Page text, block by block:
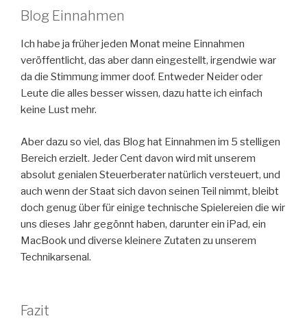
Blog Einnahmen
Ich habe ja früher jeden Monat meine Einnahmen
veröffentlicht, das aber dann eingestellt, irgendwie war
da die Stimmung immer doof. Entweder Neider oder
Leute die alles besser wissen, dazu hatte ich einfach
keine Lust mehr.
Aber dazu so viel, das Blog hat Einnahmen im 5 stelligen
Bereich erzielt. Jeder Cent davon wird mit unserem
absolut genialen Steuerberater natürlich versteuert, und
auch wenn der Staat sich davon seinen Teil nimmt, bleibt
doch genug über für einige technische Spielereien die wir
uns dieses Jahr gegönnt haben, darunter ein iPad, ein
MacBook und diverse kleinere Zutaten zu unserem
Technikarsenal.
Fazit